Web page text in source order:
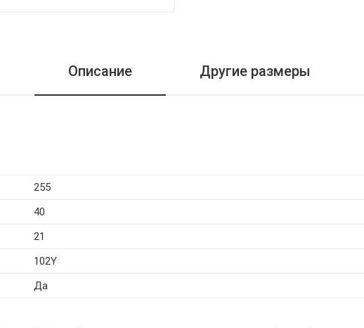
Описание Другие размеры
255
40
21
102Y
Да